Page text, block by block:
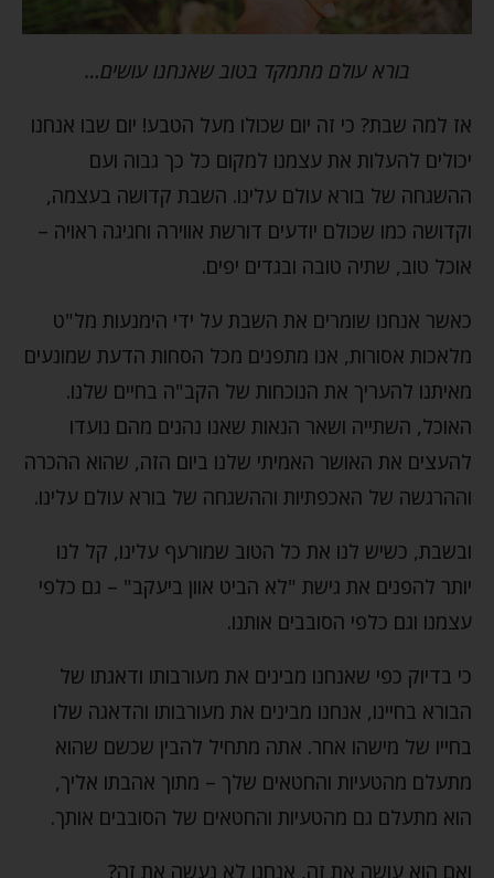
בורא עולם מתמקד בטוב שאנחנו עושים…
אז למה שבת? כי זה יום שכולו מעל הטבע! יום שבו אנחנו
יכולים להעלות את עצמנו למקום כל כך גבוה ועם
ההשגחה של בורא עולם עלינו. השבת קדושה בעצמה,
וקדושה כמו שכולם יודעים דורשת אווירה וחגיגה ראויה –
אוכל טוב, שתיה טובה ובגדים יפים.
כאשר אנחנו שומרים את השבת על ידי הימנעות מל"ט
מלאכות אסורות, אנו מתפנים מכל הסחות הדעת שמונעים
מאיתנו להעריך את הנוכחות של הקב"ה בחיים שלנו.
האוכל, השתייה ושאר הנאות שאנו נהנים מהם נועדו
להעצים את האושר האמיתי שלנו ביום הזה, שהוא ההכרה
וההרגשה של האכפתיות וההשגחה של בורא עולם עלינו.
ובשבת, כשיש לנו את כל הטוב שמורעף עלינו, קל לנו
יותר להפנים את גישת "לא הביט אוון ביעקב" – גם כלפי
עצמנו וגם כלפי הסובבים אותנו.
כי בדיוק כפי שאנחנו מבינים את מעורבותו ודאגתו של
הבורא בחיינו, אנחנו מבינים את מעורבותו והדאגה שלו
בחייו של מישהו אחר. אתה מתחיל להבין שכשם שהוא
מתעלם מהטעיות והחטאים שלך – מתוך אהבתו אליך,
הוא מתעלם גם מהטעיות והחטאים של הסובבים אותך.
ואם הוא עושה את זה, אנחנו לא נעשה את זה?